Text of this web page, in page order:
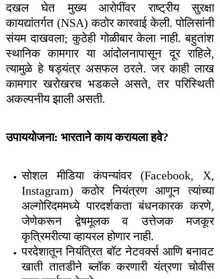
दखल घेत मुख्य आरोपींवर राष्ट्रीय सुरक्षा
कायद्यांतर्गत (NSA)कठोर कारवाई केली. पोलिसांनी
संयम दाखवला;कुठेही गोळीबार केला नाही. बहुतांश
स्थानिक कामगार या आंदोलनापासून दूर राहिले,
त्यामुळे हे षड्यंत्र असफल ठरले. जर काही लाख
कामगार खरोखरच भडकले असते,तर परिस्थिती
अकल्पनीय झाली असती.
उपाययोजना: भारताने काय करायला हवे?
सोशल मीडिया कंपन्यांवर (Facebook, X,
Instagram)कठोर नियंत्रण आणून त्यांच्या
अल्गोरिदममध्ये पारदर्शकता बंधनकारक करणे,
जेणेकरून द्वेषमूलक व उत्तेजक मजकूर
कृत्रिमरीत्या व्हायरल होणार नाही.
परदेशातून नियंत्रित बॉट नेटवर्क्स आणि बनावट
खाती तातडीने ब्लॉक करणारी यंत्रणा चोवीस